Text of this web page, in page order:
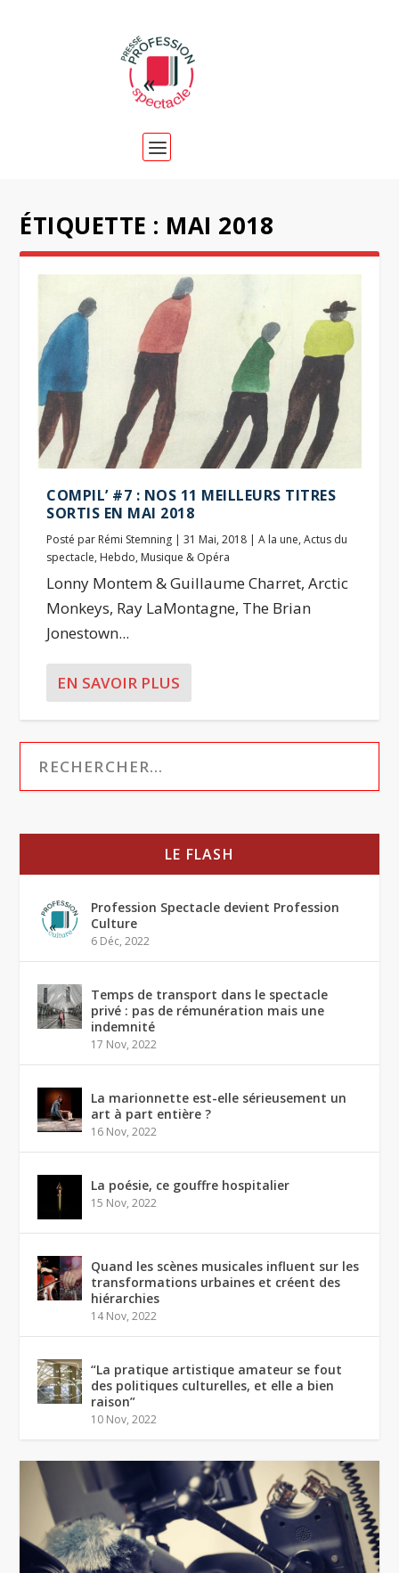
ÉTIQUETTE : MAI 2018
COMPIL’ #7 : NOS 11 MEILLEURS TITRES
SORTIS EN MAI 2018
Posté par Rémi Stemning |31 Mai, 2018 |A la une,Actus du
spectacle, Hebdo, Musique & Opéra
Lonny Montem & Guillaume Charret, Arctic
Monkeys, Ray LaMontagne, The Brian
Jonestown...
EN SAVOIR PLUS
LE FLASH
Profession Spectacle devient Profession
Culture
6 Déc, 2022
Temps de transport dans le spectacle
privé : pas de rémunération mais une
indemnité
17 Nov, 2022
La marionnette est-elle sérieusement un
art à part entière ?
16 Nov, 2022
La poésie, ce gouffre hospitalier
15 Nov, 2022
Quand les scènes musicales influent sur les
transformations urbaines et créent des
hiérarchies
14 Nov, 2022
“La pratique artistique amateur se fout
des politiques culturelles, et elle a bien
raison”
10 Nov, 2022